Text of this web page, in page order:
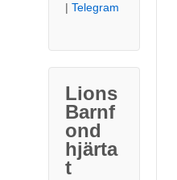
|Telegram
Lions
Barnf
ond
hjärta
t